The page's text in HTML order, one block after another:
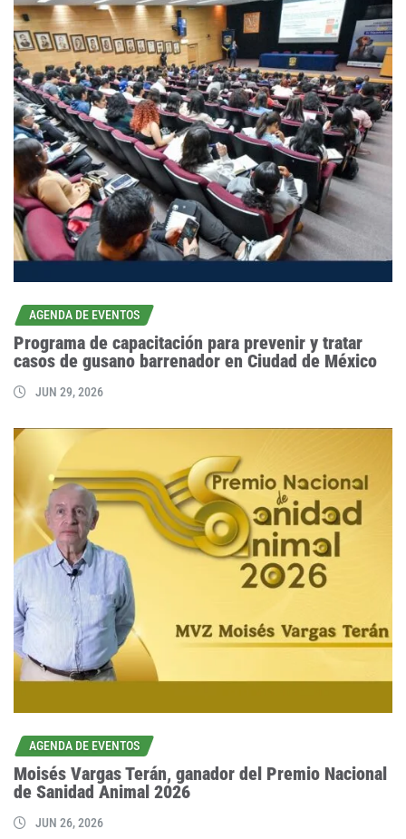
AGENDA DE EVENTOS
Programa de capacitación para prevenir y tratar
casos de gusano barrenador en Ciudad de México
JUN 29, 2026
AGENDA DE EVENTOS
Moisés Vargas Terán, ganador del Premio Nacional
de Sanidad Animal 2026
JUN 26, 2026